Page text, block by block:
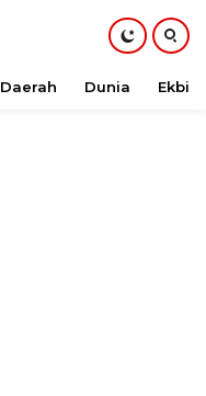
Daerah Dunia Ekbis